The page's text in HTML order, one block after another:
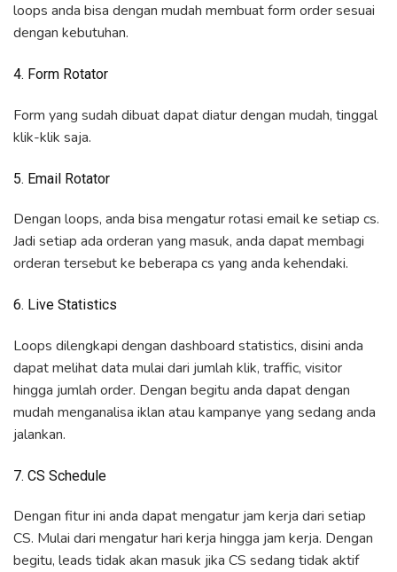
loops anda bisa dengan mudah membuat form order sesuai
dengan kebutuhan.
4. Form Rotator
Form yang sudah dibuat dapat diatur dengan mudah, tinggal
klik-klik saja.
5. Email Rotator
Dengan loops, anda bisa mengatur rotasi email ke setiap cs.
Jadi setiap ada orderan yang masuk, anda dapat membagi
orderan tersebut ke beberapa cs yang anda kehendaki.
6. Live Statistics
Loops dilengkapi dengan dashboard statistics, disini anda
dapat melihat data mulai dari jumlah klik, traffic, visitor
hingga jumlah order. Dengan begitu anda dapat dengan
mudah menganalisa iklan atau kampanye yang sedang anda
jalankan.
7. CS Schedule
Dengan fitur ini anda dapat mengatur jam kerja dari setiap
CS. Mulai dari mengatur hari kerja hingga jam kerja. Dengan
begitu, leads tidak akan masuk jika CS sedang tidak aktif